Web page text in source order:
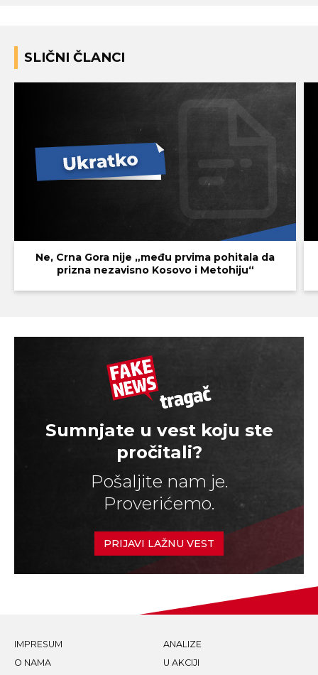
SLIČNI ČLANCI
Ne, Crna Gora nije „među prvima pohitala da
prizna nezavisno Kosovo i Metohiju“
Sumnjate u vest koju ste
pročitali?
Pošaljite nam je.
Proverićemo.
PRIJAVI LAŽNU VEST
IMPRESUM
O NAMA
ANALIZE
U AKCIJI